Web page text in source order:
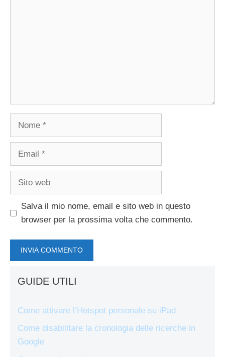
Nome
Email
Sito
Salva il mio nome, email e sito web in questo
browser per la prossima volta che commento.
GUIDE UTILI
Come attivare l’Hotspot personale su iPad
Come disabilitare la cronologia delle ricerche in
Google